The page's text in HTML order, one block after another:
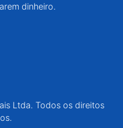
dinheiro.
Ltda. Todos os direitos